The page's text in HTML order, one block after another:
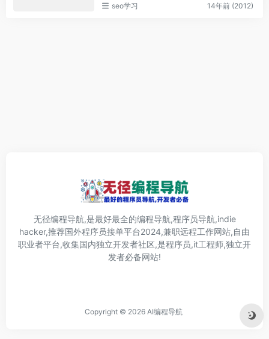
seo学习 14年前 (2012)
无径编程导航,是最好最全的编程导航,程序员导航,indie
hacker,推荐国外程序员接单平台2024,兼职远程工作网站,自由
职业者平台,收集国内独立开发者社区,是程序员,it工程师,独立开
发者必备网站!
Copyright © 2026 AI编程导航